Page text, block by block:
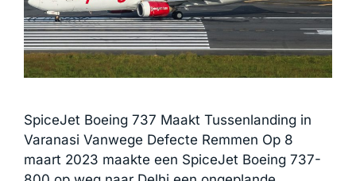
SpiceJet Boeing 737 Maakt Tussenlanding in
Varanasi Vanwege Defecte Remmen Op 8
maart 2023 maakte een SpiceJet Boeing 737-